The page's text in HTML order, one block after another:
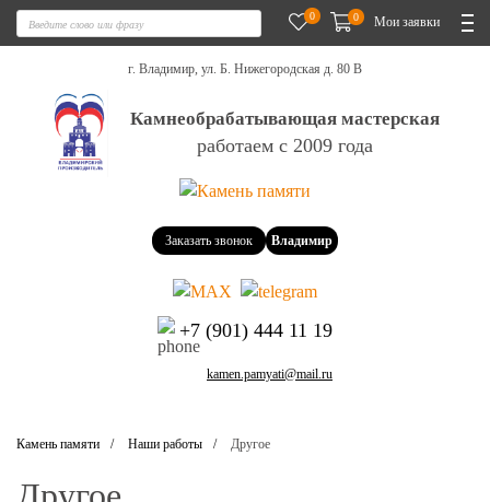
г. Владимир, ул. Б. Нижегородская д. 80 В
Камнеобрабатывающая мастерская
работаем с 2009 года
Заказать звонок Владимир
+7 (901) 444 11 19
kamen.pamyati@mail.ru
0 0 Мои заявки
Камень памяти Наши работы Другое